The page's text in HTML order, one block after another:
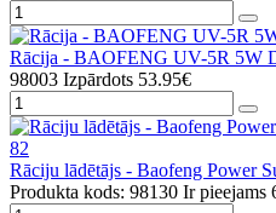
Rācija - BAOFENG UV-5R 5W
98003 Izpārdots 53.95€
Rāciju lādētājs - Baofeng Power
Produkta kods: 98130 Ir pieejams